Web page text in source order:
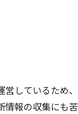
しているため
報の収集にも